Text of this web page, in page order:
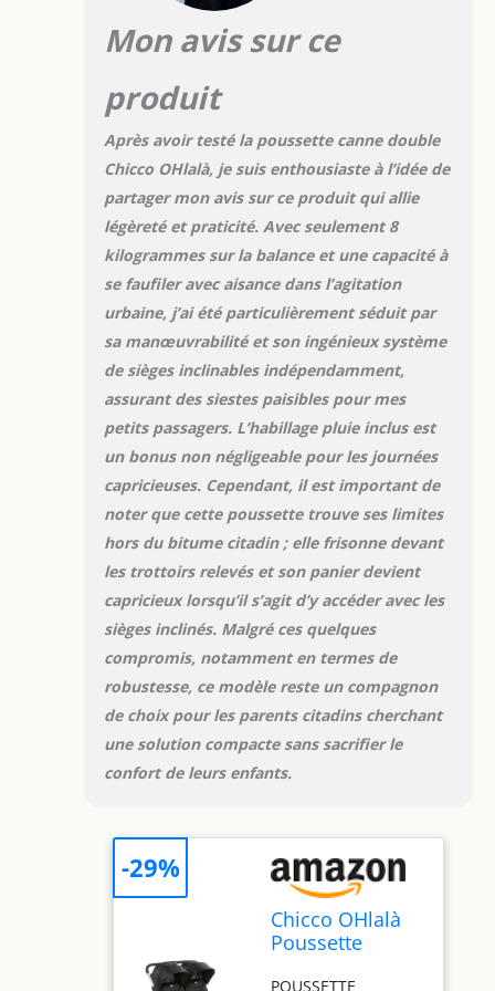
sièges entièrement
capotes extensibles
parents de choisir
la configuration
idéale pour chaque
enfant PROTECTION
SUPPLÉMENTAIRE :
la capote extensible
grâce à une
fermeture éclair
cachée assure une
protection adéquate
dans toutes les
conditions
météorologiques, y
compris contre les
grâce à la
protection UV / UPF
50+ GRAND
COMPARTIMENT DE
RANGEMENT : le
compartiment de
rangement unifié
offre encore plus de
confort aux parents
et peut également
ranger des objets
ADULTE : La
poussette Chicco
Ohlalà Twin est
homologuée pour
Mon avis sur ce
produit
Après avoir testé la poussette canne double
Chicco OHlalà, je suis enthousiaste à l’idée de
partager mon avis sur ce produit qui allie
légèreté et praticité. Avec seulement 8
kilogrammes sur la balance et une capacité à
se faufiler avec aisance dans l’agitation
urbaine, j’ai été particulièrement séduit par
sa manœuvrabilité et son ingénieux système
de sièges inclinables indépendamment,
assurant des siestes paisibles pour mes
petits passagers. L’habillage pluie inclus est
un bonus non négligeable pour les journées
capricieuses. Cependant, il est important de
noter que cette poussette trouve ses limites
hors du bitume citadin ; elle frisonne devant
les trottoirs relevés et son panier devient
capricieux lorsqu’il s’agit d’y accéder avec les
sièges inclinés. Malgré ces quelques
compromis, notamment en termes de
robustesse, ce modèle reste un compagnon
de choix pour les parents citadins cherchant
une solution compacte sans sacrifier le
confort de leurs enfants.
Chicco OHlalà
Poussette
POUSSETTE
-29%